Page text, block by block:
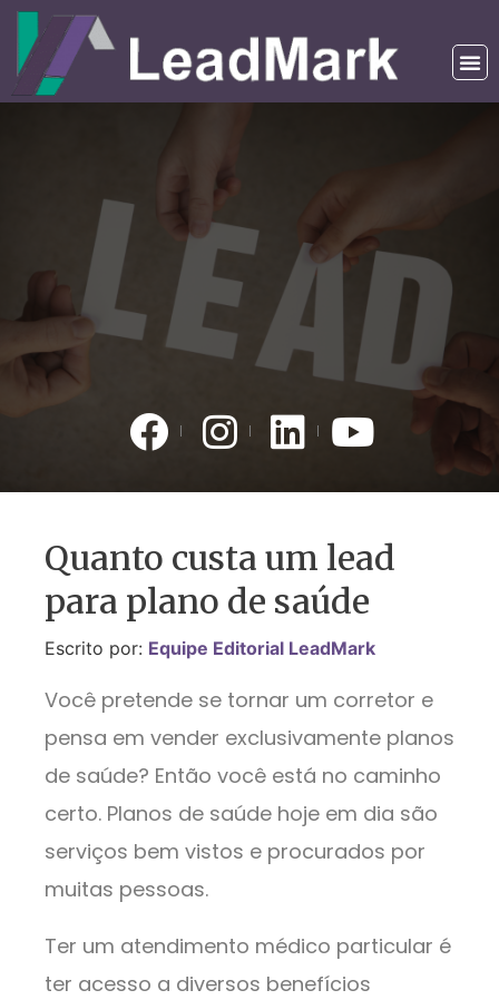
Quanto custa um lead
para plano de saúde
Escrito por: Equipe Editorial LeadMark
Você pretende se tornar um corretor e
pensa em vender exclusivamente planos
de saúde? Então você está no caminho
certo. Planos de saúde hoje em dia são
serviços bem vistos e procurados por
muitas pessoas.
Ter um atendimento médico particular é
ter acesso a diversos benefícios